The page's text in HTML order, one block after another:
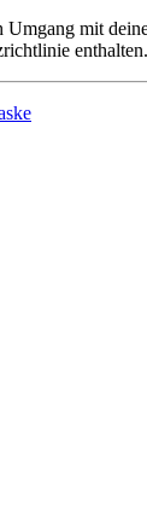
Umgang mit
enthalten.